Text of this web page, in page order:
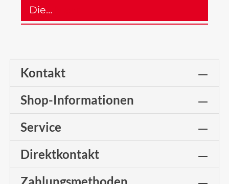
Die…
Kontakt
Shop-Informationen
Service
Direktkontakt